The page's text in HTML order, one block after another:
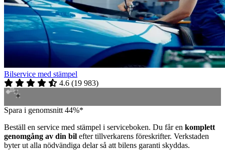
Bilservice med stämpel
4.6 (19 983)
Spara i genomsnitt 44%*
Beställ en service med stämpel i serviceboken. Du får en komplett
genomgång av din bil efter tillverkarens föreskrifter. Verkstaden
byter ut alla nödvändiga delar så att bilens garanti skyddas.